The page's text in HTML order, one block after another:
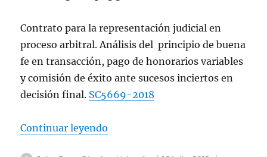
Contrato para la representación judicial en
proceso arbitral. Análisis del principio de buena
fe en transacción, pago de honorarios variables
y comisión de éxito ante sucesos inciertos en
decisión final. SC5669-2018
Continuar leyendo